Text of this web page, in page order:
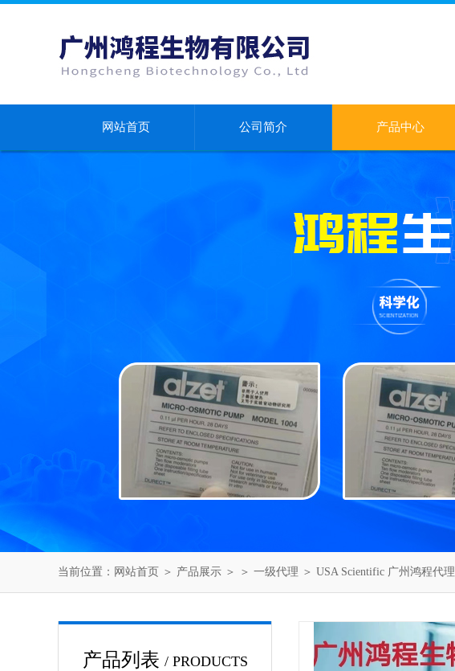
网站首页 公司简介 产品中心
当前位置： 网站首页 ＞ 产品展示 ＞ ＞ 一级代理 ＞ USA Scientific 广州鸿程代理
产品列表 / PRODUCTS